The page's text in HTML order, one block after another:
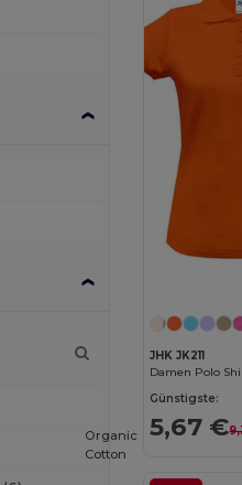
JHK JK211
Damen Polo
Günstigste:
5,67 €
Organic
Cotton